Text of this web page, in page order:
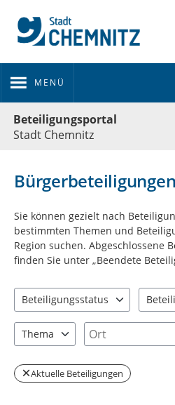
MENÜ
Beteiligungsportal
Stadt Chemnitz
Bürgerbeteiligungen
Sie können gezielt nach
bestimmten Themen und
Region suchen. Abgeschlossene
finden Sie unter „Beendete
Beteiligungsstatus
Thema
Ort
Aktuelle Beteiligungen